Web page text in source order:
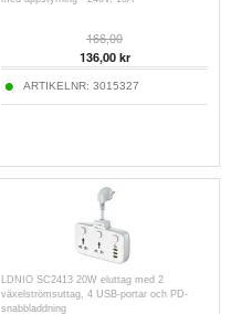
166,00
136,00kr
ARTIKELNR: 3015327
LDNIO SC2413 20W eluttag med 2
växelströmsuttag, 4 USB-portar och PD-
snabbladdning